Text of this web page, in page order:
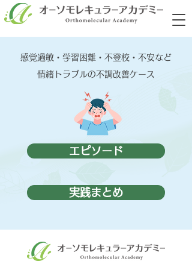
感覚過敏・学習困難・不登校・不安など
情緒トラブルの不調改善ケース
エピソード
実践まとめ